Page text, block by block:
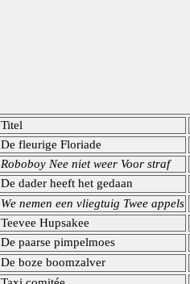
Titel
De fleurige Floriade
Roboboy Nee niet weer Voor straf
De dader heeft het gedaan
We nemen een vliegtuig Twee appels
Teevee Hupsakee
De paarse pimpelmoes
De boze boomzalver